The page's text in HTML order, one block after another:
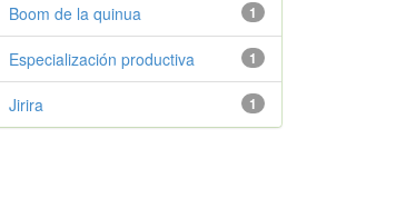
1
Boom de la quinua
1
Especialización productiva
1
Jirira